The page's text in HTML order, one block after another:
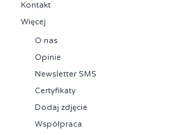
Kontakt
Więcej
O nas
Opinie
Newsletter SMS
Certyfikaty
Dodaj zdjęcie
Współpraca